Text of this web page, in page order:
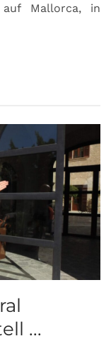
Mallorca, in
...